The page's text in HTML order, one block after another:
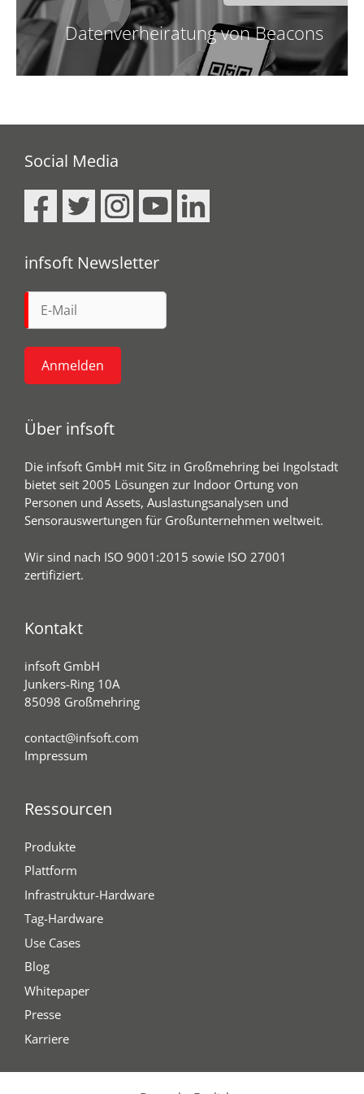
Datenverheiratung von Beacons
Social Media
infsoft Newsletter
Über infsoft
Die infsoft GmbH mit Sitz in Großmehring bei Ingolstadt
bietet seit 2005 Lösungen zur Indoor Ortung von
Personen und Assets, Auslastungsanalysen und
Sensorauswertungen für Großunternehmen weltweit.
Wir sind nach ISO 9001:2015 sowie ISO 27001
zertifiziert.
Kontakt
infsoft GmbH
Junkers-Ring 10A
85098 Großmehring
contact@infsoft.com
Impressum
Ressourcen
Produkte
Plattform
Infrastruktur-Hardware
Tag-Hardware
Use Cases
Blog
Whitepaper
Presse
Karriere